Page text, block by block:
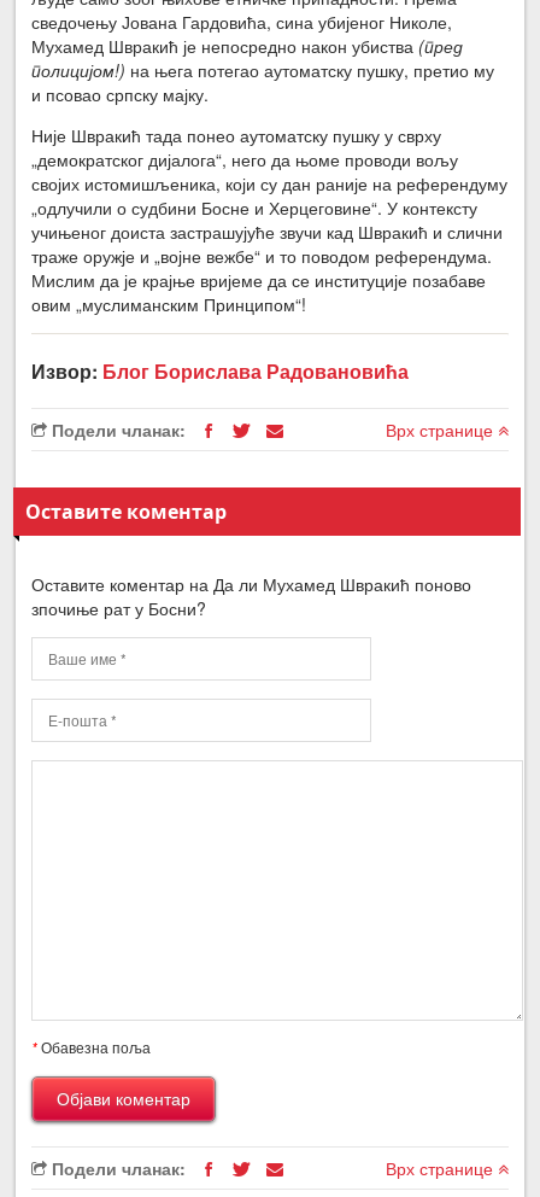
сведочењу Јована Гардовића, сина убијеног Николе,
Мухамед Швракић је непосредно након убиства (пред
полицијом!) на њега потегао аутоматску пушку, претио му
и псовао српску мајку.
Није Швракић тада понео аутоматску пушку у сврху
„демократског дијалога“, него да њоме проводи вољу
својих истомишљеника, који су дан раније на референдуму
„одлучили о судбини Босне и Херцеговине“. У контексту
учињеног доиста застрашујуће звучи кад Швракић и слични
траже оружје и „војне вежбе“ и то поводом референдума.
Мислим да је крајње вријеме да се институције позабаве
овим „муслиманским Принципом“!
Извор: Блог Борислава Радовановића
Подели чланак: Врх странице
Оставите коментар
Оставите коментар на Да ли Мухамед Швракић поново
зпочиње рат у Босни?
*Обавезна поља
Подели чланак: Врх странице